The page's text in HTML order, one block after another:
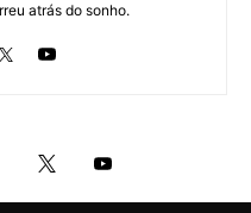
atrás do sonho.